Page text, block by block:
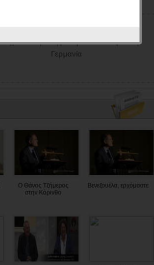
σύνορα της Σένγκεν πλουτίζουν την
Γερμανία
Ο Θάνος Τζήμερος
στην Κόρινθο
Βενεζουέλα, ερχόμαστε